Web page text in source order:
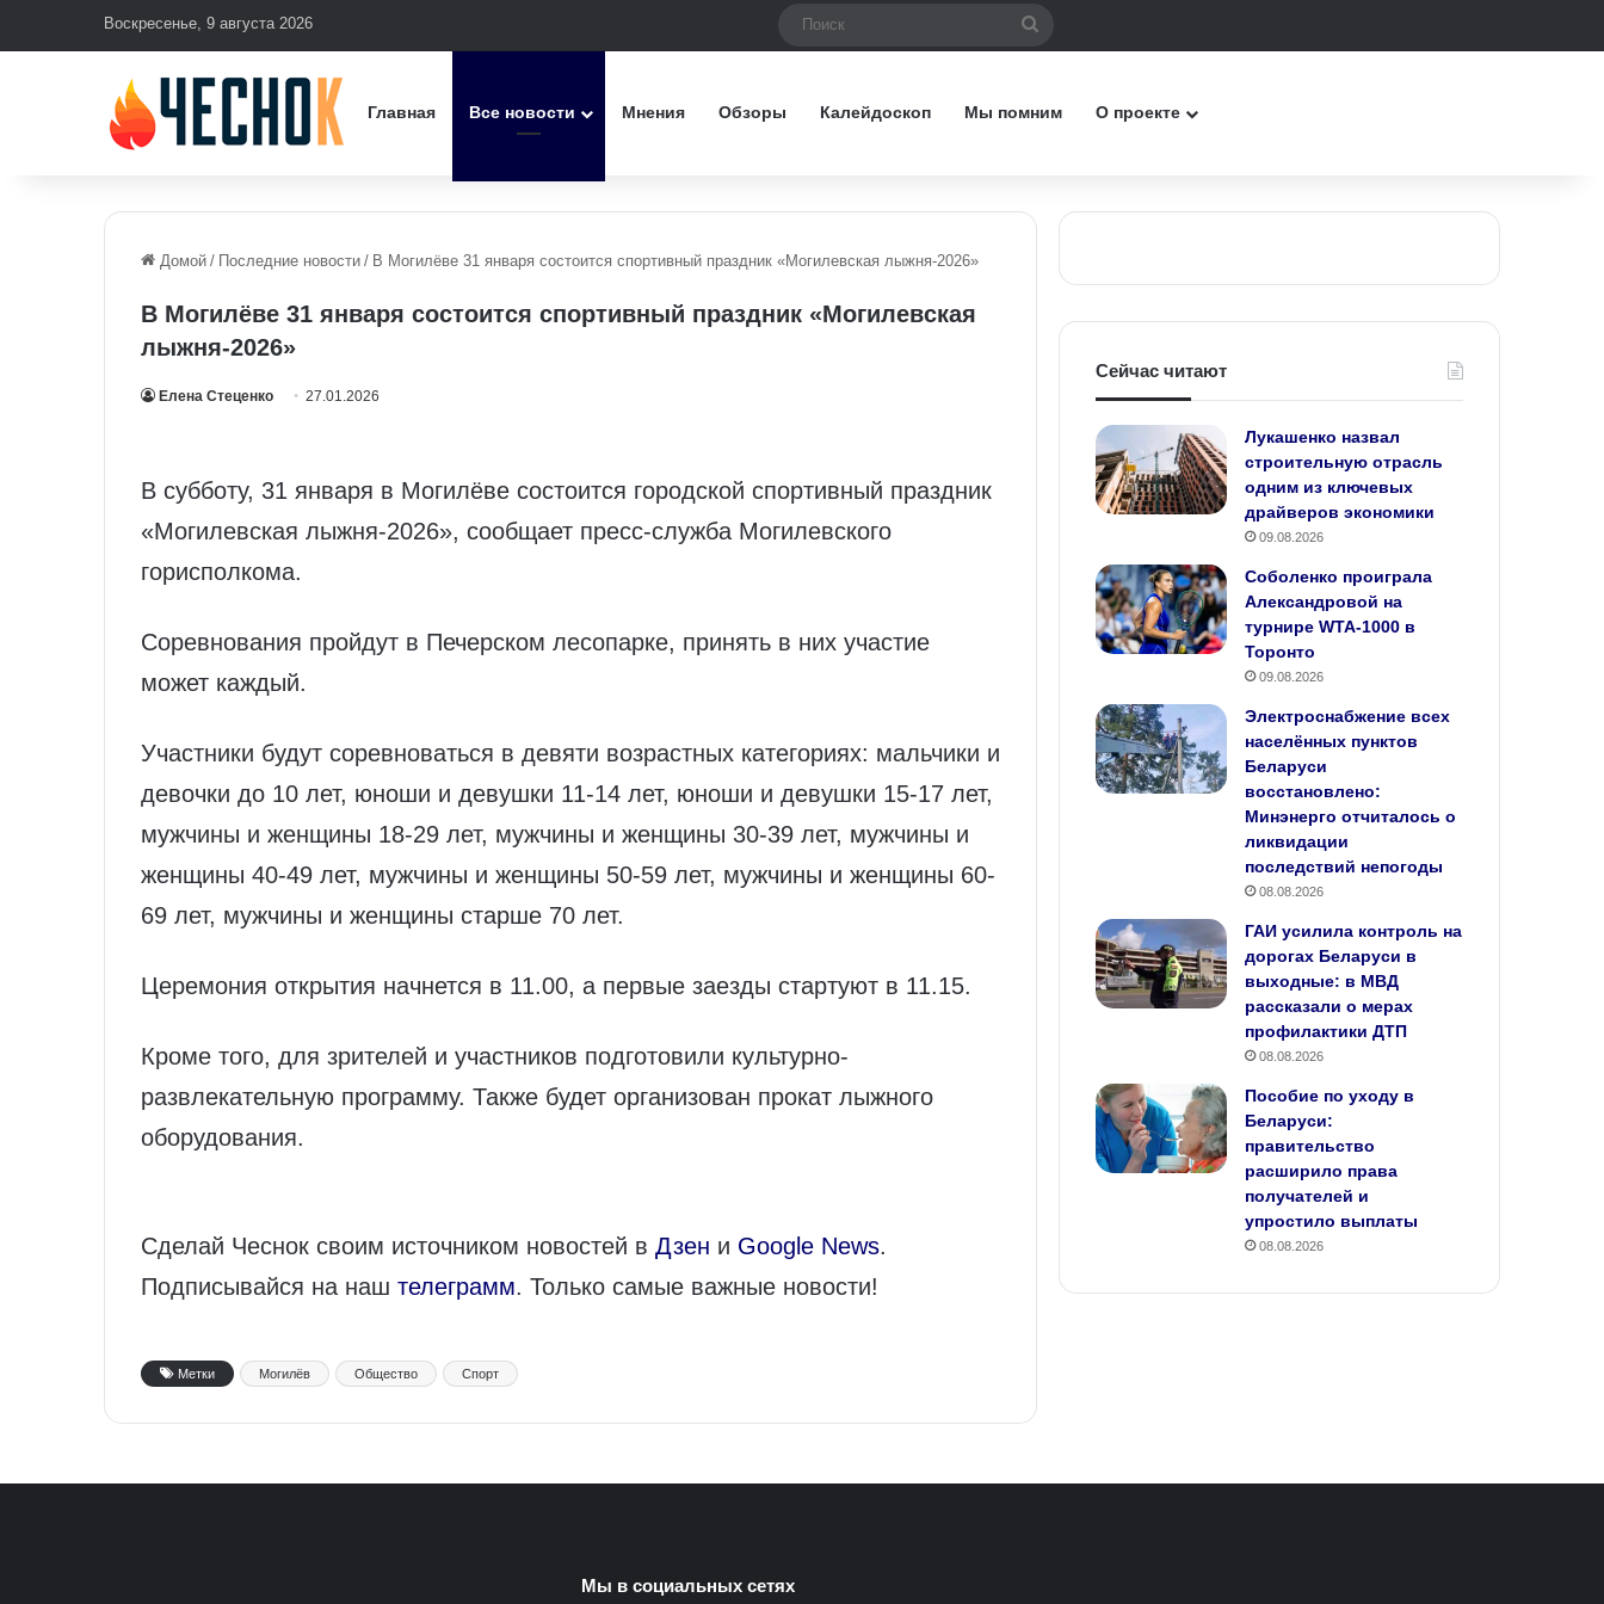
Воскресенье, 9 августа 2026
Главная Все новости Мнения Обзоры Калейдоскоп Мы помним О проекте
Домой / Последние новости / В Могилёве 31 января состоится спортивный праздник «Могилевская лыжня-2026»
В Могилёве 31 января состоится спортивный праздник «Могилевская
лыжня-2026»
Елена Стеценко 27.01.2026
В субботу, 31 января в Могилёве состоится городской спортивный праздник
«Могилевская лыжня-2026», сообщает пресс-служба Могилевского
горисполкома.
Соревнования пройдут в Печерском лесопарке, принять в них участие
может каждый.
Участники будут соревноваться в девяти возрастных категориях: мальчики и
девочки до 10 лет, юноши и девушки 11-14 лет, юноши и девушки 15-17 лет,
мужчины и женщины 18-29 лет, мужчины и женщины 30-39 лет, мужчины и
женщины 40-49 лет, мужчины и женщины 50-59 лет, мужчины и женщины 60-
69 лет, мужчины и женщины старше 70 лет.
Церемония открытия начнется в 11.00, а первые заезды стартуют в 11.15.
Кроме того, для зрителей и участников подготовили культурно-
развлекательную программу. Также будет организован прокат лыжного
оборудования.
Сделай Чеснок своим источником новостей в Дзен и Google News.
Подписывайся на наш телеграмм. Только самые важные новости!
Метки Могилёв Общество Спорт
Сейчас читают
Лукашенко назвал
строительную отрасль
одним из ключевых
драйверов экономики
09.08.2026
Соболенко проиграла
Александровой на
турнире WTA-1000 в
Торонто
09.08.2026
Электроснабжение всех
населённых пунктов
Беларуси
восстановлено:
Минэнерго отчиталось о
ликвидации
последствий непогоды
08.08.2026
ГАИ усилила контроль на
дорогах Беларуси в
выходные: в МВД
рассказали о мерах
профилактики ДТП
08.08.2026
Пособие по уходу в
Беларуси:
правительство
расширило права
получателей и
упростило выплаты
08.08.2026
Мы в социальных сетях